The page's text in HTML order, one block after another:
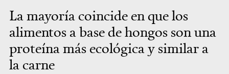
La mayoría coincide en que los
alimentos a base de hongos son una
proteína más ecológica y similar a
la carne